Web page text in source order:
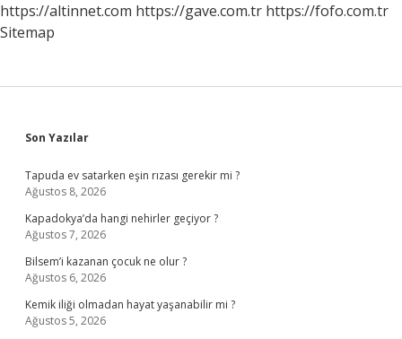
https://altinnet.com https://gave.com.tr https://fofo.com.tr
Sitemap
Sidebar
Son Yazılar
Tapuda ev satarken eşin rızası gerekir mi ?
Ağustos 8, 2026
Kapadokya’da hangi nehirler geçiyor ?
Ağustos 7, 2026
Bilsem’i kazanan çocuk ne olur ?
Ağustos 6, 2026
Kemik iliği olmadan hayat yaşanabilir mi ?
Ağustos 5, 2026